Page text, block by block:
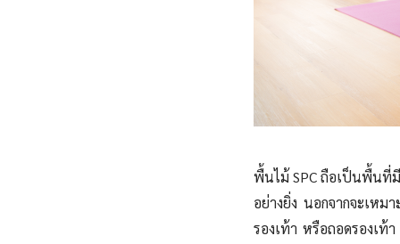
พื้นไม้ SPC ถือเป็นพื้นที่
อย่างยิ่ง นอกจากจะเหม
รองเท้า หรือถอดรองเท้